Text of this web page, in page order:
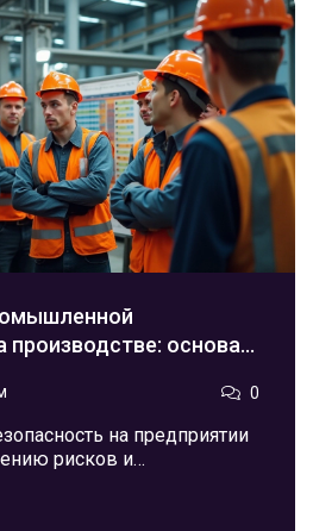
производстве: основа
0
на предприятии
рисков и
принципов и